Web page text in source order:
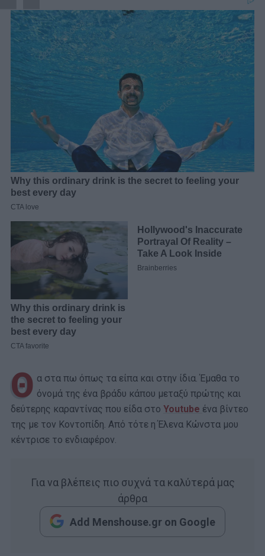
Θ α στα πω όπως τα είπα και στην ίδια. Έμαθα το
όνομά της ένα βράδυ κάπου μεταξύ πρώτης και
δεύτερης καραντίνας που είδα στο Youtube ένα βίντεο
της με τον Κοντοπίδη. Από τότε η Έλενα Κώνστα μου
κέντρισε το ενδιαφέρον.
Για να βλέπεις πιο συχνά τα καλύτερά μας
άρθρα
Add Menshouse.gr on Google